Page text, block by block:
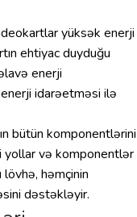
yüksək enerji
ehtiyac duyduğu
enerji
idarəetməsi ilə
bütün komponentlərini
yollar və komponentlər
həmçinin
dəstəkləyir.